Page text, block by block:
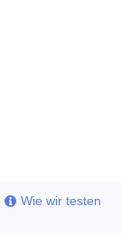
Wie wir testen